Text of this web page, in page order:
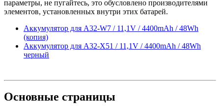
параметры, не пугайтесь, это обусловлено производителями
элементов, установленных внутри этих батарей.
Аккумулятор для A32-W7 / 11,1V / 4400mAh / 48Wh
(копия)
Аккумулятор для A32-X51 / 11,1V / 4400mAh / 48Wh
черный
Основные страницы